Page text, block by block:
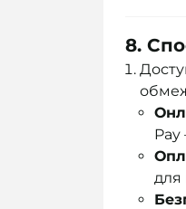
8.
для